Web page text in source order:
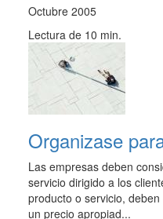
Octubre 2005
Lectura de 10 min.
Organizase
Las empresas deben
servicio dirigido a los
producto o servicio,
un precio apropiad...